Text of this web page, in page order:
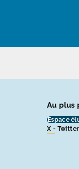
Au plus
Espace
X -